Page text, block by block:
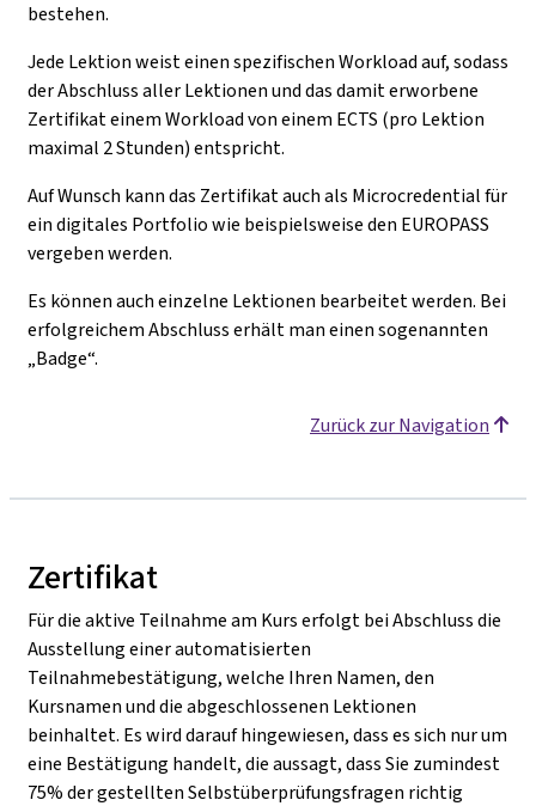
bestehen.
Jede Lektion weist einen spezifischen Workload auf, sodass
der Abschluss aller Lektionen und das damit erworbene
Zertifikat einem Workload von einem ECTS (pro Lektion
maximal 2 Stunden) entspricht.
Auf Wunsch kann das Zertifikat auch als Microcredential für
ein digitales Portfolio wie beispielsweise den EUROPASS
vergeben werden.
Es können auch einzelne Lektionen bearbeitet werden. Bei
erfolgreichem Abschluss erhält man einen sogenannten
„Badge“.
Zurück zur Navigation
Zertifikat
Für die aktive Teilnahme am Kurs erfolgt bei Abschluss die
Ausstellung einer automatisierten
Teilnahmebestätigung, welche Ihren Namen, den
Kursnamen und die abgeschlossenen Lektionen
beinhaltet. Es wird darauf hingewiesen, dass es sich nur um
eine Bestätigung handelt, die aussagt, dass Sie zumindest
75% der gestellten Selbstüberprüfungsfragen richtig